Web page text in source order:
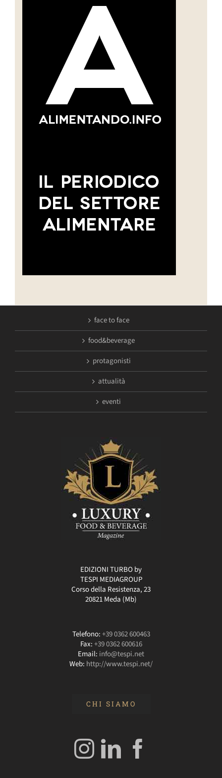
face to face
food&beverage
protagonisti
attualità
eventi
EDIZIONI TURBO by
TESPI MEDIAGROUP
Corso della Resistenza, 23
20821 Meda (Mb)
Telefono:+39 0362 600463
Fax:+39 0362 600616
Email: info@tespi.net
Web: http://www.tespi.net/
CHI SIAMO